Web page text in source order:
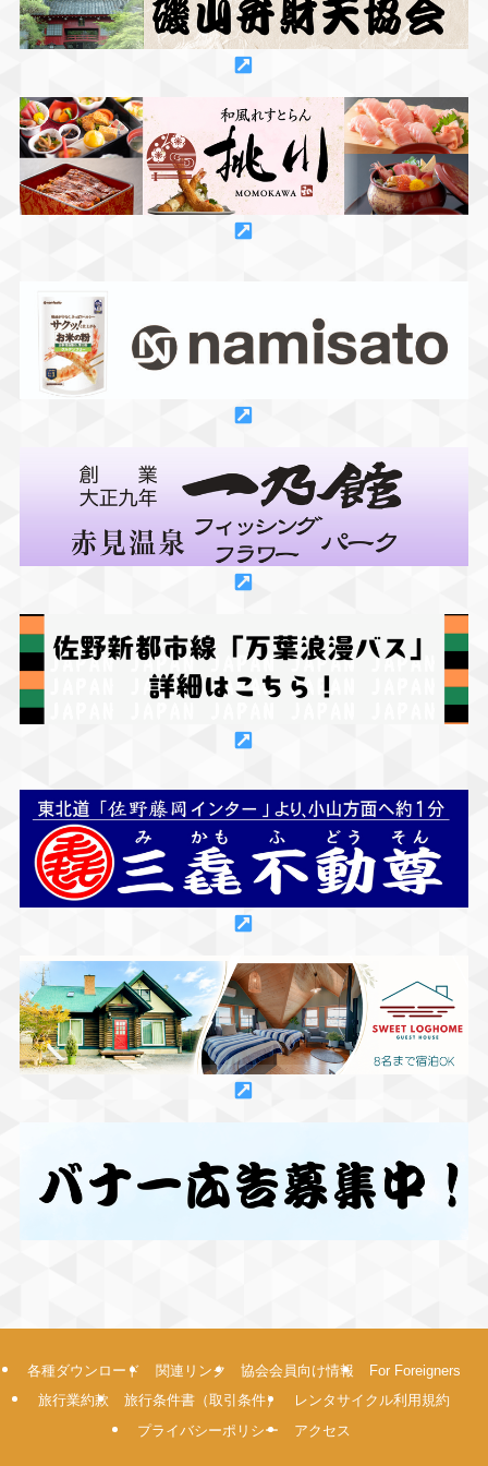
各種ダウンロード 関連リンク 協会会員向け情報
For Foreigners
旅行業約款
旅行条件書（取引条件）
レンタサイクル利用規約
プライバシーポリシー
アクセス